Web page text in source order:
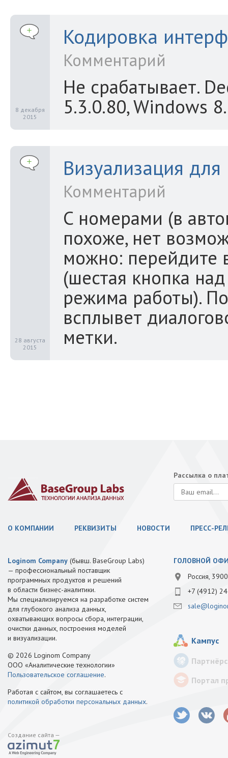
8 декабря
2015
Кодировка
Комментарий
Не срабатывает.
5.3.0.80, Windows
28 августа
2015
Визуализация
Комментарий
C номерами (в
похоже, нет
можно: перейдите
(шестая кнопка
режима работы).
всплывет
метки.
Рассылка о
О КОМПАНИИ РЕКВИЗИТЫ НОВОСТИ ПРЕСС-
Loginom Company (бывш. BaseGroup Labs)
— профессиональный поставщик
программных продуктов и решений
в области бизнес-аналитики.
Мы специализируемся на разработке систем
для глубокого анализа данных,
охватывающих вопросы сбора, интеграции,
очистки данных, построения моделей
и визуализации.
© 2026 Loginom Company
ООО «Аналитические технологии»
Пользовательское соглашение.
Работая с сайтом, вы соглашаетесь с
политикой обработки персональных данных.
Создание сайта —
ГОЛОВНОЙ
Россия,
+7 (4912)
Кампус
Портал